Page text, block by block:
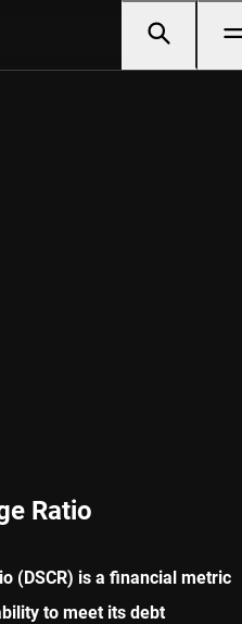
Ratio
(DSCR) is a financial metric
to meet its debt